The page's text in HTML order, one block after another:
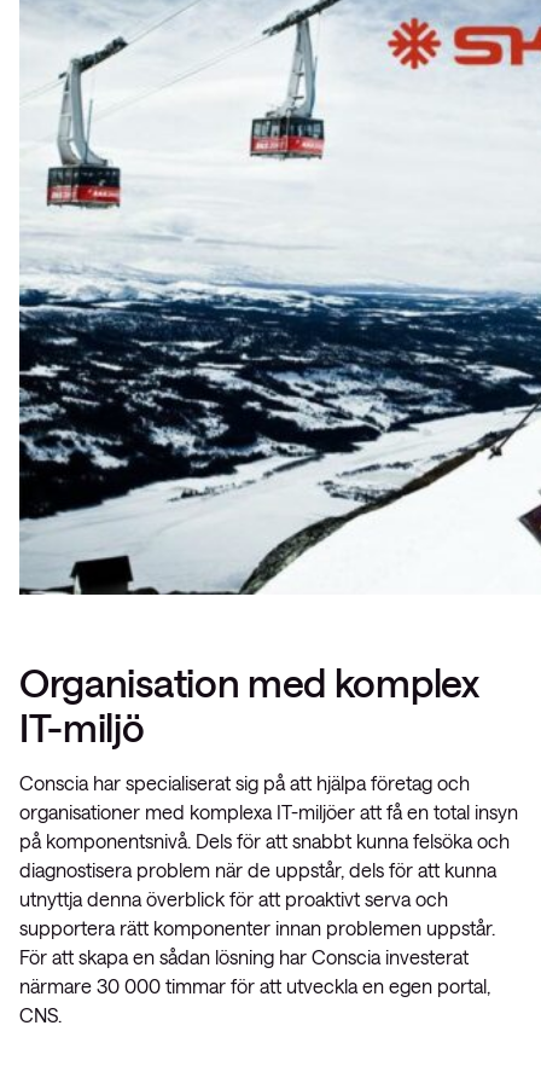
Organisation med komplex
IT-miljö
Conscia har specialiserat sig på att hjälpa företag och
organisationer med komplexa IT-miljöer att få en total insyn
på komponentsnivå. Dels för att snabbt kunna felsöka och
diagnostisera problem när de uppstår, dels för att kunna
utnyttja denna överblick för att proaktivt serva och
supportera rätt komponenter innan problemen uppstår.
För att skapa en sådan lösning har Conscia investerat
närmare 30 000 timmar för att utveckla en egen portal,
CNS.